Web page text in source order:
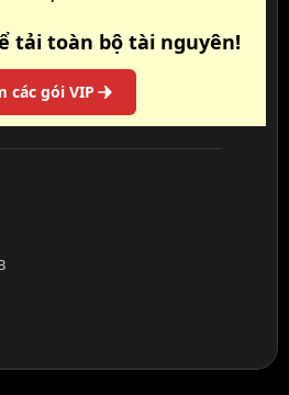
tải toàn bộ tài nguyên!
các gói VIP